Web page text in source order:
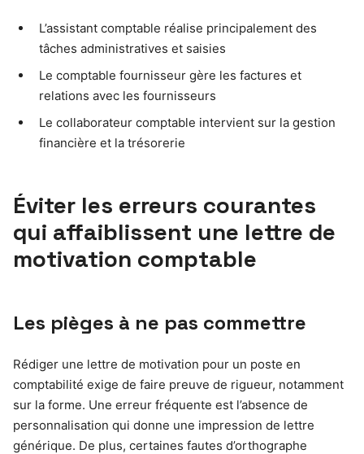
L’assistant comptable réalise principalement des
tâches administratives et saisies
Le comptable fournisseur gère les factures et
relations avec les fournisseurs
Le collaborateur comptable intervient sur la gestion
financière et la trésorerie
Éviter les erreurs courantes
qui affaiblissent une lettre de
motivation comptable
Les pièges à ne pas commettre
Rédiger une lettre de motivation pour un poste en
comptabilité exige de faire preuve de rigueur, notamment
sur la forme. Une erreur fréquente est l’absence de
personnalisation qui donne une impression de lettre
générique. De plus, certaines fautes d’orthographe